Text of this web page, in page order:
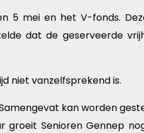
5 mei en het V-fonds.
dat de geserveerde
niet vanzelfsprekend is.
kan worden
groeit Senioren Gennep